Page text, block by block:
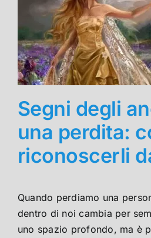
Segni degli
una perdita:
riconoscerli
Quando perdiamo una
dentro di noi cambia per
uno spazio profondo, ma è